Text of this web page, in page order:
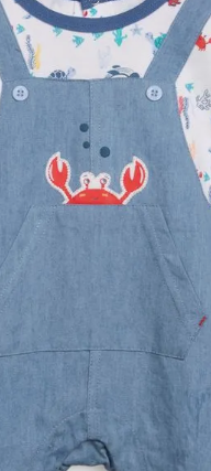
8.
gorro
botas agua
10
panty